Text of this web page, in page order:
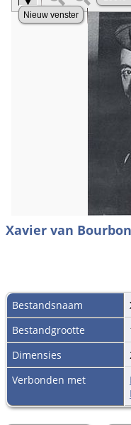
Xavier van
Bestandsnaam
Bestandgrootte
Dimensies
Verbonden met